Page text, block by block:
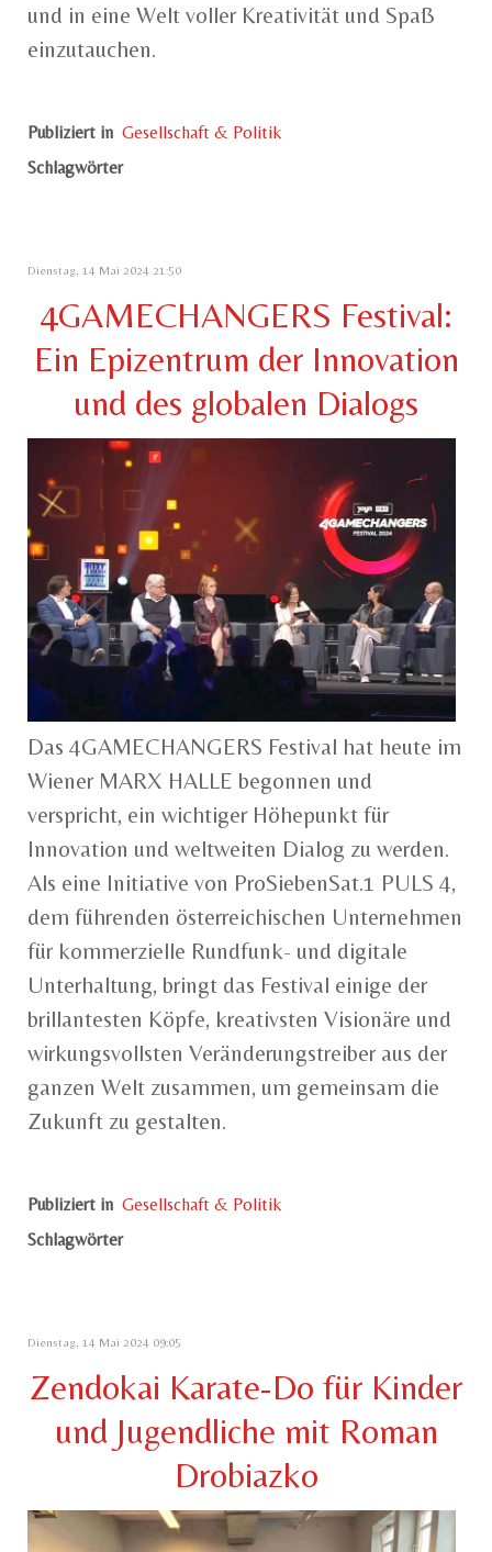
und in eine Welt voller Kreativität und Spaß
einzutauchen.
Publiziert in Gesellschaft & Politik
Schlagwörter
Dienstag, 14 Mai 2024 21:50
4GAMECHANGERS Festival:
Ein Epizentrum der Innovation
und des globalen Dialogs
Das 4GAMECHANGERS Festival hat heute im
Wiener MARX HALLE begonnen und
verspricht, ein wichtiger Höhepunkt für
Innovation und weltweiten Dialog zu werden.
Als eine Initiative von ProSiebenSat.1 PULS 4,
dem führenden österreichischen Unternehmen
für kommerzielle Rundfunk- und digitale
Unterhaltung, bringt das Festival einige der
brillantesten Köpfe, kreativsten Visionäre und
wirkungsvollsten Veränderungstreiber aus der
ganzen Welt zusammen, um gemeinsam die
Zukunft zu gestalten.
Publiziert in Gesellschaft & Politik
Schlagwörter
Dienstag, 14 Mai 2024 09:05
Zendokai Karate-Do für Kinder
und Jugendliche mit Roman
Drobiazko